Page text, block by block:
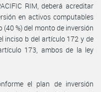
RIM, deberá acreditar
en activos computables
%) del monto de inversión
inciso b del artículo 172 y de
173, ambos de la ley
el plan de inversión